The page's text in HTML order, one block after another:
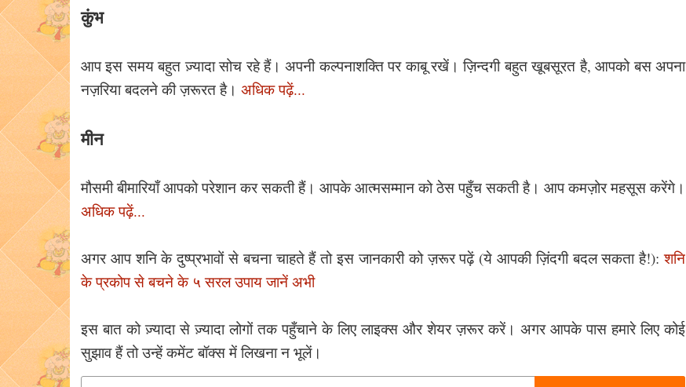
कुंभ
आप इस समय बहुत ज़्यादा सोच रहे हैं। अपनी कल्पनाशक्ति पर काबू रखें। ज़िन्दगी बहुत खूबसूरत है, आपको बस अपना
नज़रिया बदलने की ज़रूरत है। अधिक पढ़ें...
मीन
मौसमी बीमारियाँ आपको परेशान कर सकती हैं। आपके आत्मसम्मान को ठेस पहुँच सकती है। आप कमज़ोर महसूस करेंगे।
अधिक पढ़ें...
अगर आप शनि के दुष्प्रभावों से बचना चाहते हैं तो इस जानकारी को ज़रूर पढ़ें (ये आपकी ज़िंदगी बदल सकता है!):शनि
के प्रकोप से बचने के ५ सरल उपाय जानें अभी
इस बात को ज़्यादा से ज़्यादा लोगों तक पहुँचाने के लिए लाइक्स और शेयर ज़रूर करें। अगर आपके पास हमारे लिए कोई
सुझाव हैं तो उन्हें कमेंट बॉक्स में लिखना न भूलें।